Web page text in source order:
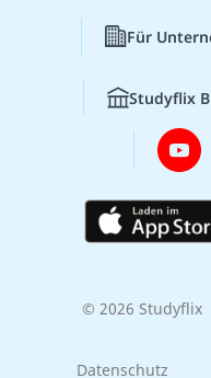
Für
Studyflix
© 2026 Studyflix
Datenschutz